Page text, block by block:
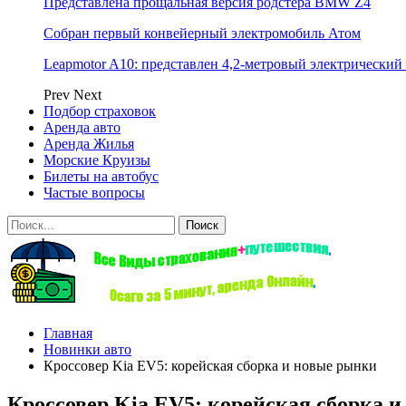
Собран первый конвейерный электромобиль Атом
Leapmotor A10: представлен 4,2-метровый
Prev Next
Подбор страховок
Аренда авто
Аренда Жилья
Морские Круизы
Билеты на автобус
Частые вопросы
Главная
Новинки авто
Кроссовер Kia EV5: корейская сборка и новые рынки